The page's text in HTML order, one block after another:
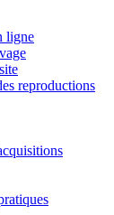
ligne
reproductions